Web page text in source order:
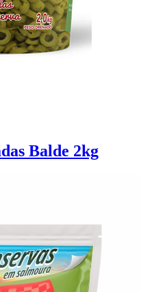
Balde 2kg